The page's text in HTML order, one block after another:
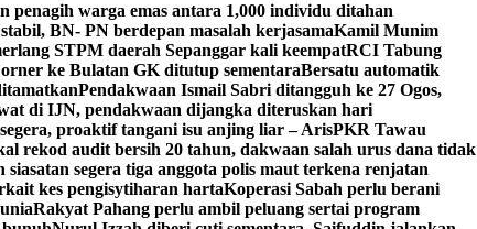
penagih warga emas antara 1,000 individu ditahan
BN- PN berdepan masalah kerjasamaKamil Munim
STPM daerah Sepanggar kali keempatRCI Tabung
ke Bulatan GK ditutup sementaraBersatu automatik
Pendakwaan Ismail Sabri ditangguh ke 27 Ogos,
di IJN, pendakwaan dijangka diteruskan hari
proaktif tangani isu anjing liar – ArisPKR Tawau
rekod audit bersih 20 tahun, dakwaan salah urus dana tidak
siasatan segera tiga anggota polis maut terkena renjatan
kes pengisytiharan hartaKoperasi Sabah perlu berani
Rakyat Pahang perlu ambil peluang sertai program